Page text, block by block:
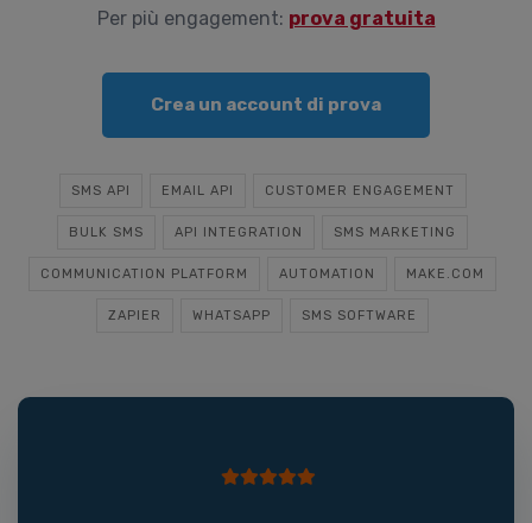
Per più engagement: prova gratuita
Crea un account di prova
SMS API EMAIL API CUSTOMER ENGAGEMENT
BULK SMS API INTEGRATION SMS MARKETING
COMMUNICATION PLATFORM AUTOMATION MAKE.COM
ZAPIER WHATSAPP SMS SOFTWARE